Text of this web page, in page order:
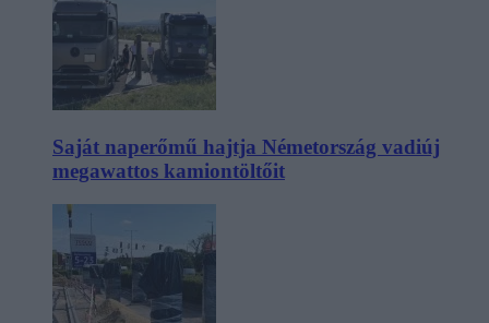
Saját naperőmű hajtja Németország vadiúj
megawattos kamiontöltőit